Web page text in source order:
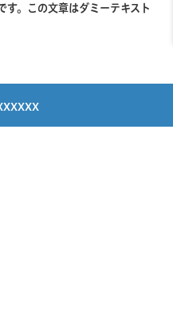
。
この文章はダミーテキスト